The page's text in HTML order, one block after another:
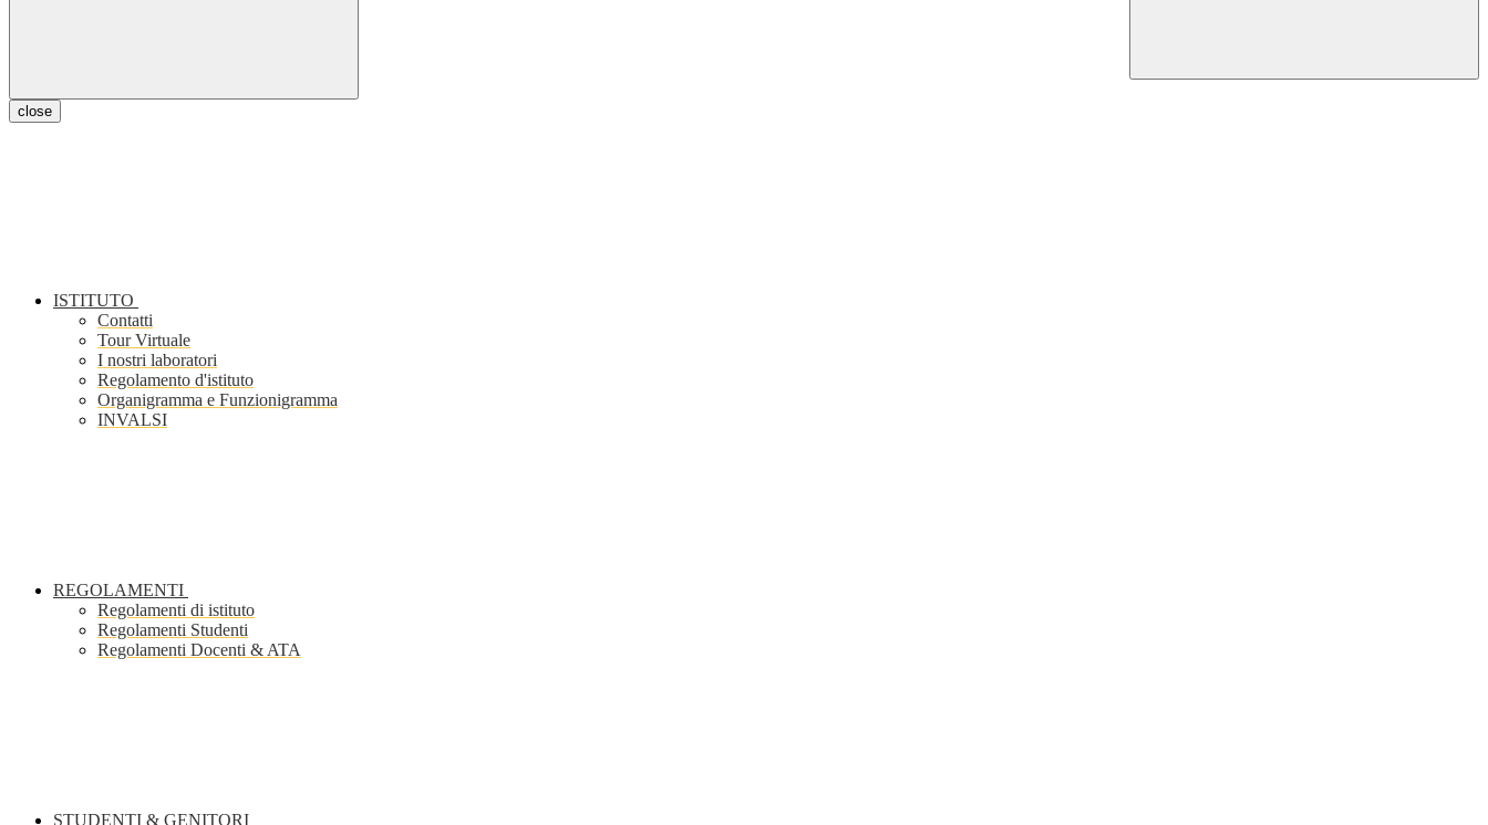
close
ISTITUTO
Contatti
Tour Virtuale
I nostri laboratori
Regolamento d'istituto
Organigramma e Funzionigramma
INVALSI
REGOLAMENTI
Regolamenti di istituto
Regolamenti Studenti
Regolamenti Docenti & ATA
STUDENTI & GENITORI